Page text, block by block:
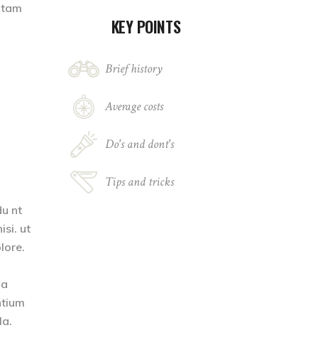
nt
ut
KEY POINTS
Brief history
Average costs
Do's and dont's
Tips and tricks